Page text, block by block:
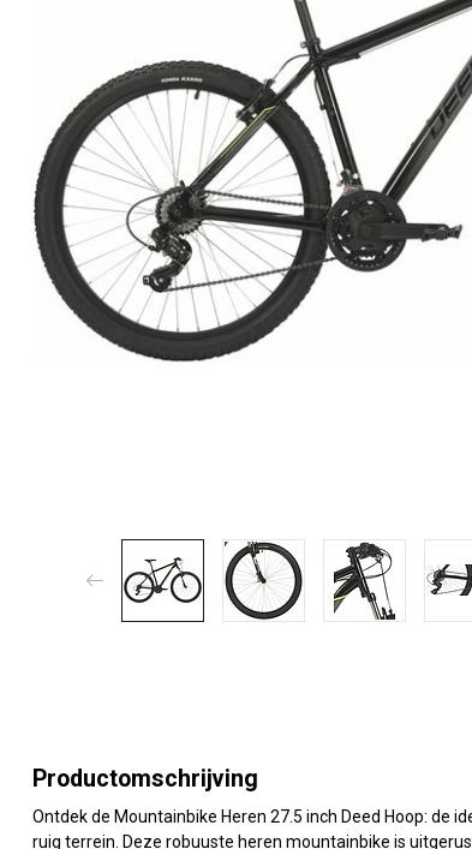
Productomschrijving
Ontdek de Mountainbike Heren 27.5 inch Deed Hoop: de
ruig terrein. Deze robuuste heren mountainbike is